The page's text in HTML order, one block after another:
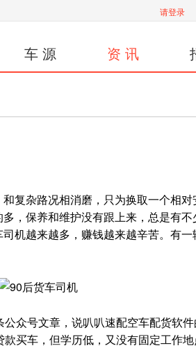
请登录
车 源 资 讯
杂路况相消磨，只为换取一个相对
，保养和维护没有跟上来，总是有
机越来越多，赚钱越来越辛苦。有
号文章，说叭叭速配空车配货软
买车，但学历低，又没有固定工作